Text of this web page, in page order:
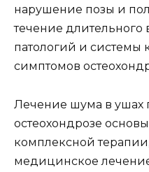
нарушение позы и
течение
патологий и системы
симптомов
Лечение шума в
остеохондрозе
комплексной
медицинское